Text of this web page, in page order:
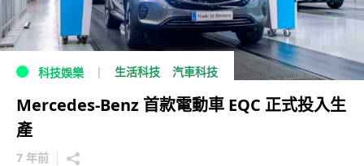
科技娛樂 生活科技 汽車科技
Mercedes-Benz 首款電動車 EQC 正式投入生
產
7 年前